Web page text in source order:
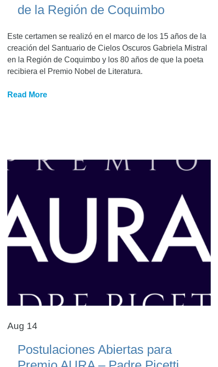
de la Región de Coquimbo
Este certamen se realizó en el marco de los 15 años de la
creación del Santuario de Cielos Oscuros Gabriela Mistral
en la Región de Coquimbo y los 80 años de que la poeta
recibiera el Premio Nobel de Literatura.
Read More
Aug 14
Postulaciones Abiertas para